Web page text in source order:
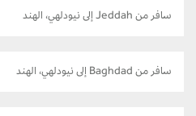
سافر من Jeddah إلى نيودلهي، الهند
سافر من Baghdad إلى نيودلهي، الهند